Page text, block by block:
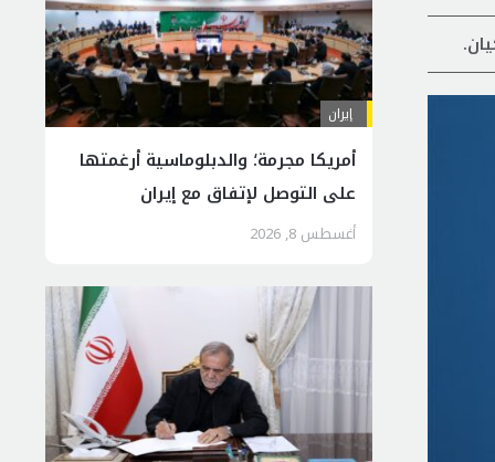
إيران
أمريكا مجرمة؛ والدبلوماسية أرغمتها
على التوصل لإتفاق مع إيران
أغسطس 8, 2026